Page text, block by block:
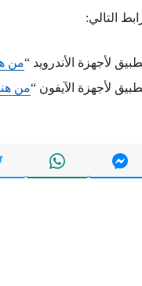
التالي:
لأجهزة الأندرويد “من
لأجهزة الآيفون “من